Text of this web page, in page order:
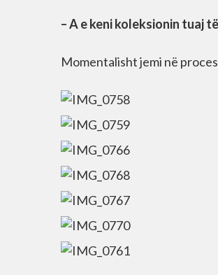
– A e keni koleksionin tuaj
Momentalisht jemi në